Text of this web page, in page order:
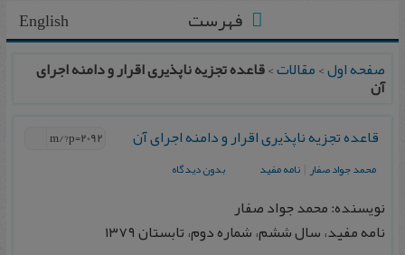
English فهرست
صفحه اول>مقالات>قاعده تجزیه ناپذیری اقرار و دامنه اجرای
آن
قاعده تجزیه ناپذیری اقرار و دامنه اجرای آن
محمد جواد صفار |نامه مفید بدون دیدگاه
نویسنده: محمد جواد صفار
نامه مفید، سال ششم، شماره دوم، تابستان ۱۳۷۹